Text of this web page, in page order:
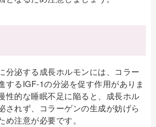
分泌する成長ホルモンには、コラー
するIGF-1の分泌を促す作用がありま
性的な睡眠不足に陥ると、成長ホル
されず、コラーゲンの生成が妨げら
注意が必要です。